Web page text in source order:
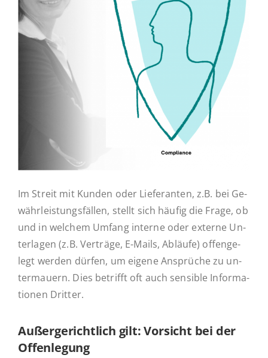
Ak­tu­el­les
Im Streit mit Kunden oder Lie­fe­ran­ten, z.B. bei Ge­
währ­leis­tungs­fäl­len, stellt sich häufig die Frage, ob
und in welchem Umfang interne oder externe Un­
ter­la­gen (z.B. Ver­trä­ge, E-Mails, Abläufe) of­fen­ge­
legt werden dürfen, um eigene An­sprü­che zu un­
ter­mau­ern. Dies be­trifft oft auch sen­si­ble In­for­ma­
tio­nen Dritter.
Au­ßer­ge­richt­lich gilt: Vor­sicht bei der
Offenlegung